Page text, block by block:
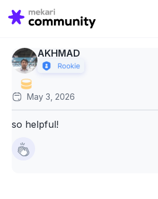
Search
for:
AKHMAD
May 3, 2026
so helpful!